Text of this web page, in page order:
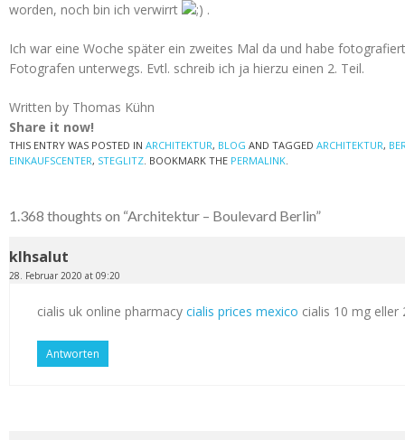
worden, noch bin ich verwirrt
.
Ich war eine Woche später ein zweites Mal da und habe
Fotografen unterwegs. Evtl. schreib ich ja hierzu einen 2. Teil.
Written by Thomas Kühn
Share it now!
THIS ENTRY WAS POSTED IN ARCHITEKTUR, BLOG AND TAGGED ARCHITEKTUR,
EINKAUFSCENTER, STEGLITZ. BOOKMARK THE PERMALINK.
1.368 thoughts on “Architektur – Boulevard Berlin”
klhsalut
28. Februar 2020 at 09:20
cialis uk online pharmacy cialis prices mexico cialis 10 mg
Antworten